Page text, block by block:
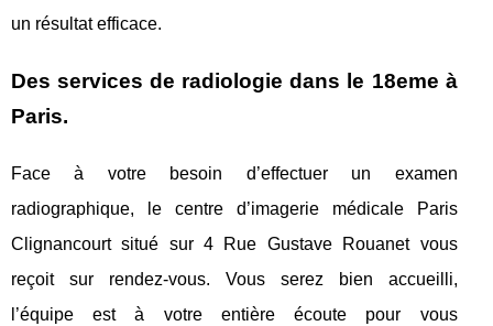
un résultat efficace.
Des services de radiologie dans le 18eme à
Paris.
Face à votre besoin d’effectuer un examen
radiographique, le centre d’imagerie médicale Paris
Clignancourt situé sur 4 Rue Gustave Rouanet vous
reçoit sur rendez-vous. Vous serez bien accueilli,
l’équipe est à votre entière écoute pour vous